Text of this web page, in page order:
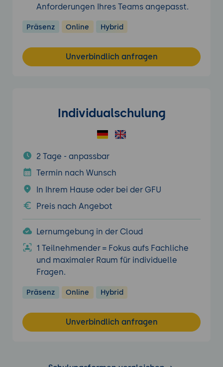
Anforderungen Ihres Teams angepasst.
Präsenz Online Hybrid
Unverbindlich anfragen
Individualschulung
2 Tage - anpassbar
Termin nach Wunsch
In Ihrem Hause oder bei der GFU
Preis nach Angebot
Lernumgebung in der Cloud
1 Teilnehmender = Fokus aufs Fachliche
und maximaler Raum für individuelle
Fragen.
Präsenz Online Hybrid
Unverbindlich anfragen